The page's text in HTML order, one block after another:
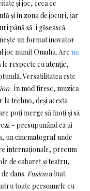
și joc, ceea ce
și în zona de jocuri, iar
până să-i găsească
un format inovator
joc numit Omaha. Are un
respecte cu atenție,
Versatilitatea este
. În mod firesc, muzica
la techno, deși acesta
poți merge să înoți și să
– presupunând că ai
un cinematograf unde
internaționale, precum
de cabaret și teatru,
dans. Fusiona luat
toate persoanele cu